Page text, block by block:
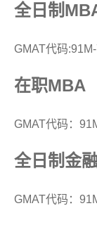
全日制
GMAT代码
在职MBA
GMAT代码：
全日制金
GMAT代码：